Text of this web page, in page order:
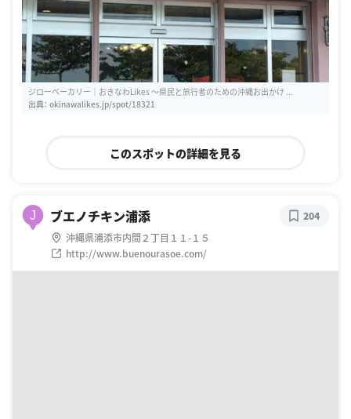
ジローベーカリー｜おきなわLikes 〜県民と旅行者のための沖縄お出かけ ...
出典： okinawalikes.jp/spot/18321
このスポットの詳細を見る
J ブエノチキン浦添
沖縄県浦添市内間２丁目１１-１５
http://www.buenourasoe.com/
204